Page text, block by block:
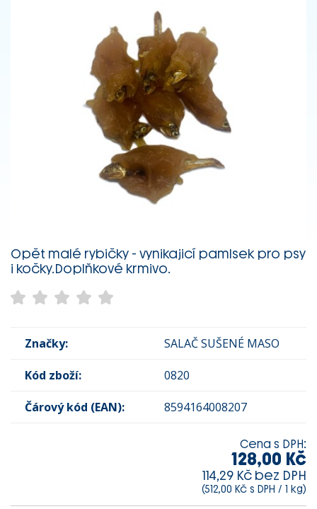
Opět malé rybičky - vynikajicí pamlsek pro psy
i kočky.Doplňkové krmivo.
Značky: SALAČ SUŠENÉ MASO
Kód zboží: 0820
Čárový kód (EAN): 8594164008207
Cena s DPH:
128,00 Kč
114,29 Kč bez DPH
(512,00 Kč s DPH / 1 kg)